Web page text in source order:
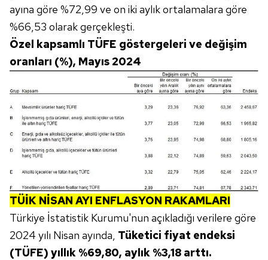
ayına göre %72,99 ve on iki aylık ortalamalara göre
%66,53 olarak gerçekleşti.
Özel kapsamlı TÜFE göstergeleri ve değişim
oranları (%), Mayıs 2024
TÜİK NİSAN AYI ENFLASYON RAKAMLARI
Türkiye İstatistik Kurumu'nun açıkladığı verilere göre
2024 yılı Nisan ayında, Tüketici fiyat endeksi
(TÜFE) yıllık %69,80, aylık %3,18 arttı.